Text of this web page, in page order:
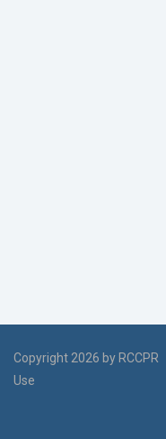
Copyright 2026 by RCCPR
Use